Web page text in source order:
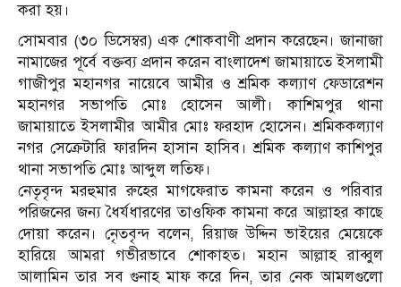
করা হয়।
সোমবার (৩০ ডিসেম্বর) এক শোকবাণী প্রদান করেছেন। জানাজা
নামাজের পূর্বে বক্তব্য প্রদান করেন বাংলাদেশ জামায়াতে ইসলামী
গাজীপুর মহানগর নায়েবে আমীর ও শ্রমিক কল্যাণ ফেডারেশন
মহানগর সভাপতি মোঃ হোসেন আলী। কাশিমপুর থানা
জামায়াতে ইসলামীর আমীর মোঃ ফরহাদ হোসেন। শ্রমিককল্যাণ
নগর সেক্রেটারি ফারদিন হাসান হাসিব। শ্রমিক কল্যাণ কাশিপুর
থানা সভাপতি মোঃ আব্দুল লতিফ।
নেতৃবৃন্দ মরহুমার রুহের মাগফেরাত কামনা করেন ও পরিবার
পরিজনের জন্য ধৈর্যধারণের তাওফিক কামনা করে আল্লাহর কাছে
দোয়া করেন। নেৃতবৃন্দ বলেন, রিয়াজ উদ্দিন ভাইয়ের মেয়েকে
হারিয়ে আমরা গভীরভাবে শোকাহত। মহান আল্লাহ রাব্বুল
আলামিন তার সব গুনাহ মাফ করে দিন, তার নেক আমলগুলো